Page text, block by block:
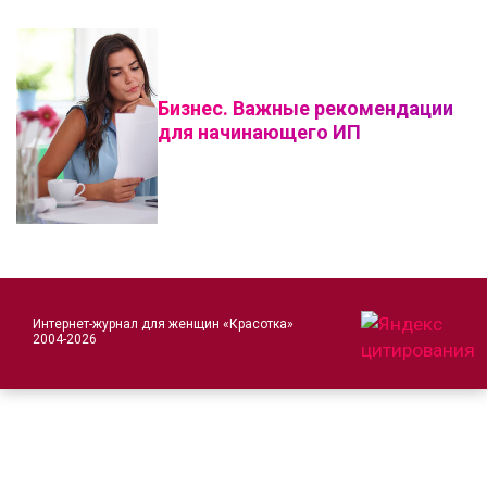
Бизнес. Важные рекомендации
для начинающего ИП
Интернет-журнал для женщин «Красотка»
2004-2026